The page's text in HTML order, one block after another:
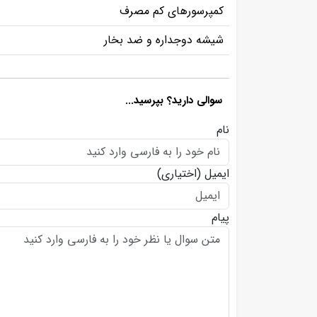
کمپرسورهای کم مصرف
شیشه دوجداره و ضد بخار
سوالی دارید؟ بپرسید...
نام
ایمیل (اختیاری)
پیام